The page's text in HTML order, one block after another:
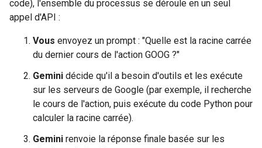
code), l'ensemble du processus se déroule en un seul
appel d'API :
Vous envoyez un prompt : "Quelle est la racine carrée
du dernier cours de l'action GOOG ?"
Gemini décide qu'il a besoin d'outils et les exécute
sur les serveurs de Google (par exemple, il recherche
le cours de l'action, puis exécute du code Python pour
calculer la racine carrée).
Gemini renvoie la réponse finale basée sur les